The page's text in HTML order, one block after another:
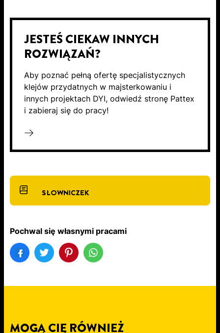
JESTEŚ CIEKAW INNYCH
ROZWIĄZAŃ?
Aby poznać pełną ofertę specjalistycznych
klejów przydatnych w majsterkowaniu i
innych projektach DYI, odwiedź stronę Pattex
i zabieraj się do pracy!
SŁOWNICZEK
Pochwal się własnymi pracami
MOGĄ CIĘ RÓWNIEŻ